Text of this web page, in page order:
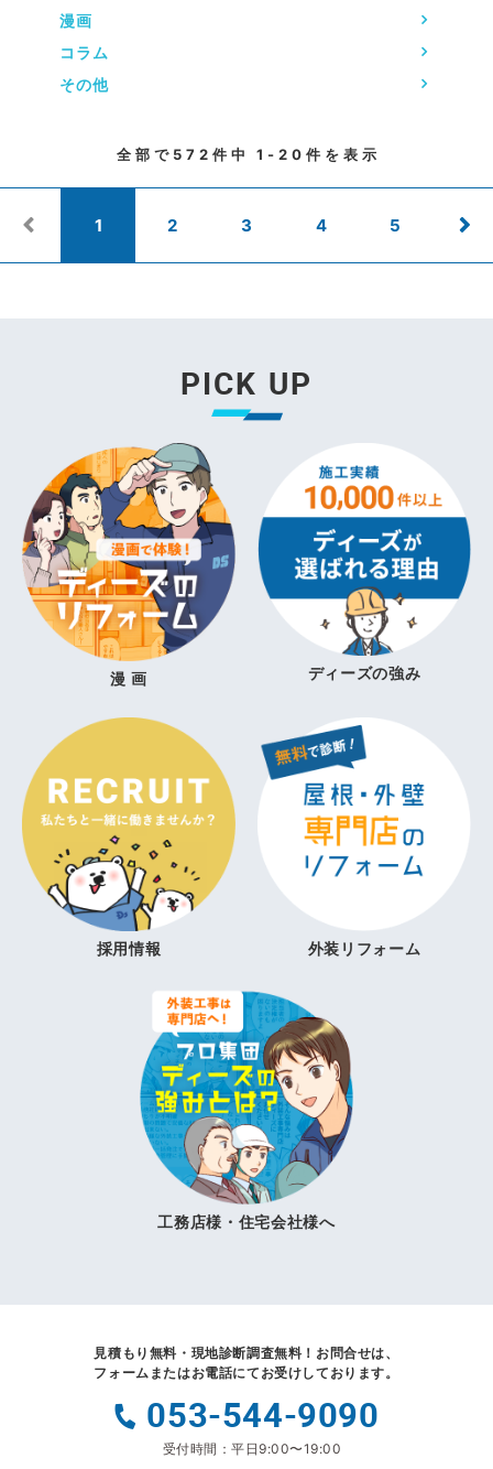
漫画
コラム
その他
全部で 572 件中1-20 件を表示
1 2 3 4 5
PICK UP
漫 画 ディーズの強み
採用情報 外装リフォーム
工務店様・住宅会社様へ
見積もり無料・現地診断調査無料！ お問合せは、
フォームまたはお電話にてお受けしております。
053-544-9090
受付時間：平日9:00〜19:00